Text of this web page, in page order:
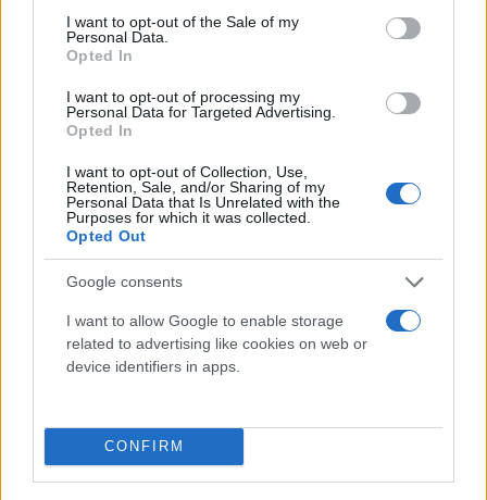
consent section.
I want to opt-out of the Sale of my
Personal Data.
Opted In
I want to opt-out of processing my
Personal Data for Targeted Advertising.
Opted In
I want to opt-out of Collection, Use,
Retention, Sale, and/or Sharing of my
Personal Data that Is Unrelated with the
Purposes for which it was collected.
Opted Out
Google consents
I want to allow Google to enable storage
related to advertising like cookies on web or
device identifiers in apps.
CONFIRM
να το πω - τοξική πολιτική. Δεν είπε λέξη για την
ακρίβεια και την αισχροκέρδεια που γονατίζει και
υπερκέρδη των ολιγοπωλίων, των καρτέλ. Δεν είπε
λέξη για το χαμηλό εισόδημα μισθωτών,
συνταξιούχων και μικρομεσαίων και τη χαμηλή
αγοραστική δύναμη. Δεν είπε τίποτα για τις
μικρομεσαίες επιχειρήσεις, τους αγρότες, το
παραγωγικό σχέδιο και την παραγωγικότητα της
χώρας. Συνέχισε το ίδιο σχέδιο εξαπάτησης της
ελληνικής κοινωνίας όπως κάνει από το 2019, αλλά
και από πριν για να πάρει την εξουσία. Γιατί είναι
εξαπάτηση να ανακοινώνει φοροαπαλλαγές εκ των